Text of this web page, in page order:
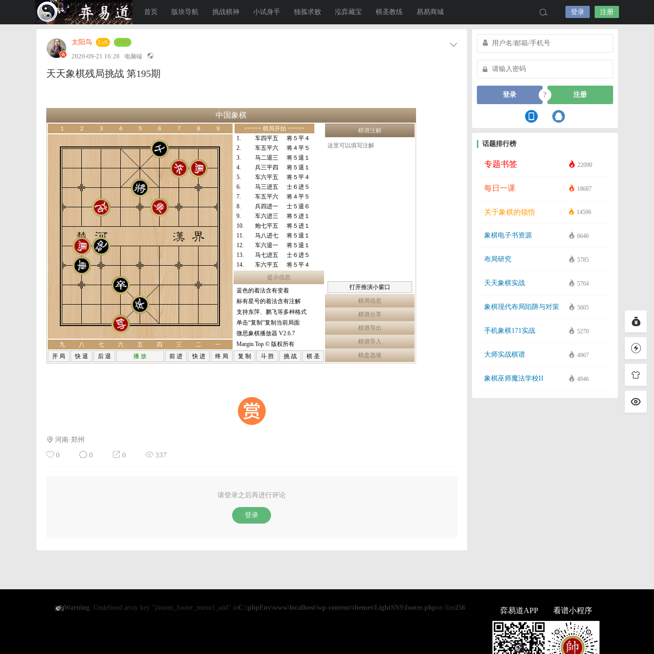
首页 版块导航 挑战棋神 小试身手 独孤求败 泓弈藏宝 棋圣教练 易易商城 登录 注册
太阳鸟 Lv6 VIP6
2020-09-21 16:28 电脑端
天天象棋残局挑战 第195期
中国象棋
提示信息
蓝色的着法含有变着
标有星号的着法含有注解
支持东萍、鹏飞等多种格式
单击“复制”复制当前局面
微思象棋播放器 V2.6.7
Margin.Top © 版权所有
===== 棋局开始 =====
1.
车四平五
将５平４
2.
车五平六
将４平５
3.
马二退三
将５退１
4.
兵三平四
将５退１
5.
车六平五
将５平４
6.
马三进五
士６进５
7.
车五平六
将４平５
8.
兵四进一
士５退６
9.
车六进三
将５进１
10.
炮七平五
将５进１
11.
马八进七
将５退１
12.
车六退一
将５退１
13.
马七进五
士６进５
14.
车六平五
将５平４
车五平九
一
二
三
四
五
六
七
八
九
１ ２ ３ ４ ５ ６ ７ ８ ９
开 局 快 退 后 退 播 放 前 进 快 进 终 局 复 制
棋谱注解
打开推演小窗口
棋局信息
棋谱分享
棋谱导出
棋谱导入
棋盘选项
河南·郑州
0 0 0 337
请登录之后再进行评论
登录
登录 ? 注册
话题排行榜
专题书签 22090
每日一课 18687
关于象棋的领悟 14596
象棋电子书资源 6646
布局研究 5785
天天象棋实战 5704
象棋现代布局陷阱与对策 5605
手机象棋171实战 5270
大师实战棋谱 4967
象棋巫师魔法学校II 4946
Warning: Undefined array key "jinsom_footer_menu1_add" inC:\phpEnv\www\localhost\wp-content\themes\LightSNS\footer.phpon line256 弈易道APP 看谱小程序